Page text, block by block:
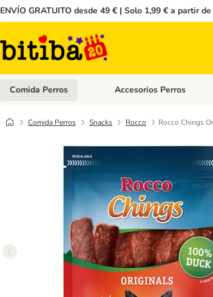
ENVÍO GRATUITO desde 49 € | Solo 1,99 € a partir
Comida Perros Menú de categoria abierto:
Accesorios Perros
Comida Perros Snacks Rocco Rocco Chings